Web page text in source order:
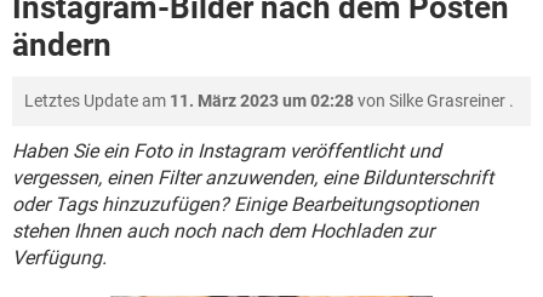
WHATSAPP
ANDROID IOS
WHATSAPP TIKTOK
FACEBOOK HARDWARE
SPIELE
TIKTOK
FACEBOOK HARDWARE
FORUM
SPIELE STREAMING
ANDROID IOS
WINDOWS 10 INSTAGRAM
WHATSAPP TIKTOK
FACEBOOK
STREAMING
ANDROID IOS
WINDOWS 10
Instagram-Bilder nach dem Posten
ändern
Letztes Update am 11. März 2023 um 02:28von Silke Grasreiner .
Haben Sie ein Foto in Instagram veröffentlicht und
vergessen, einen Filter anzuwenden, eine Bildunterschrift
oder Tags hinzuzufügen? Einige Bearbeitungsoptionen
stehen Ihnen auch noch nach dem Hochladen zur
Verfügung.